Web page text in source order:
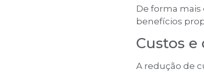
De forma mais
benefícios
Custos e
A redução de